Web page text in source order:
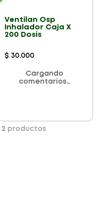
Ventilan Osp
Inhalador Caja X
200 Dosis
$ 30.000
Cargando
comentarios…
2 productos